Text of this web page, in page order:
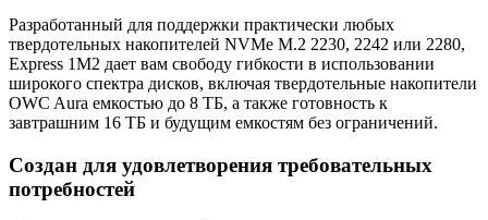
Разработанный для поддержки практически любых
твердотельных накопителей NVMe M.2 2230, 2242 или 2280,
Express 1M2 дает вам свободу гибкости в использовании
широкого спектра дисков, включая твердотельные накопители
OWC Aura емкостью до 8 ТБ, а также готовность к
завтрашним 16 ТБ и будущим емкостям без ограничений.
Создан для удовлетворения требовательных
потребностей